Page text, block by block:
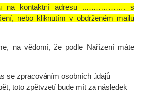
na kontaktní adresu ..……………. s
nebo kliknutím v obdrženém mailu
na vědomí, že podle Nařízení máte
se zpracováním osobních údajů
toto zpětvzetí bude mít za následek